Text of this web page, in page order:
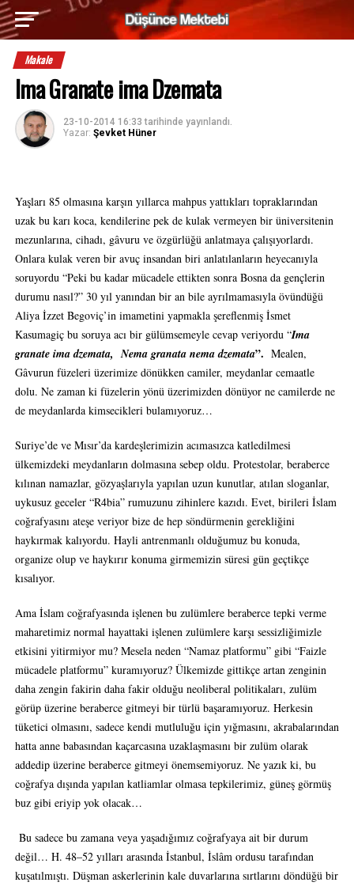
Makale
Ima Granate ima Dzemata
23-10-2014 16:33 tarihinde yayınlandı.
Yazar: Şevket Hüner
Yaşları 85 olmasına karşın yıllarca mahpus yattıkları topraklarından
uzak bu karı koca, kendilerine pek de kulak vermeyen bir üniversitenin
mezunlarına, cihadı, gâvuru ve özgürlüğü anlatmaya çalışıyorlardı.
Onlara kulak veren bir avuç insandan biri anlatılanların heyecanıyla
soruyordu “Peki bu kadar mücadele ettikten sonra Bosna da gençlerin
durumu nasıl?” 30 yıl yanından bir an bile ayrılmamasıyla övündüğü
Aliya İzzet Begoviç’in imametini yapmakla şereflenmiş İsmet
Kasumagiç bu soruya acı bir gülümsemeyle cevap veriyordu “Ima
granate ima dzemata, Nema granata nema dzemata”. Mealen,
Gâvurun füzeleri üzerimize dönükken camiler, meydanlar cemaatle
dolu. Ne zaman ki füzelerin yönü üzerimizden dönüyor ne camilerde ne
de meydanlarda kimsecikleri bulamıyoruz…
Suriye’de ve Mısır’da kardeşlerimizin acımasızca katledilmesi
ülkemizdeki meydanların dolmasına sebep oldu. Protestolar, beraberce
kılınan namazlar, gözyaşlarıyla yapılan uzun kunutlar, atılan sloganlar,
uykusuz geceler “R4bia” rumuzunu zihinlere kazıdı. Evet, birileri İslam
coğrafyasını ateşe veriyor bize de hep söndürmenin gerekliğini
haykırmak kalıyordu. Hayli antrenmanlı olduğumuz bu konuda,
organize olup ve haykırır konuma girmemizin süresi gün geçtikçe
kısalıyor.
Ama İslam coğrafyasında işlenen bu zulümlere beraberce tepki verme
maharetimiz normal hayattaki işlenen zulümlere karşı sessizliğimizle
etkisini yitirmiyor mu? Mesela neden “Namaz platformu” gibi “Faizle
mücadele platformu” kuramıyoruz? Ülkemizde gittikçe artan zenginin
daha zengin fakirin daha fakir olduğu neoliberal politikaları, zulüm
görüp üzerine beraberce gitmeyi bir türlü başaramıyoruz. Herkesin
tüketici olmasını, sadece kendi mutluluğu için yığmasını, akrabalarından
hatta anne babasından kaçarcasına uzaklaşmasını bir zulüm olarak
addedip üzerine beraberce gitmeyi önemsemiyoruz. Ne yazık ki, bu
coğrafya dışında yapılan katliamlar olmasa tepkilerimiz, güneş görmüş
buz gibi eriyip yok olacak…
Bu sadece bu zamana veya yaşadığımız coğrafyaya ait bir durum
değil… H. 48–52 yılları arasında İstanbul, İslâm ordusu tarafından
kuşatılmıştı. Düşman askerlerinin kale duvarlarına sırtlarını döndüğü bir